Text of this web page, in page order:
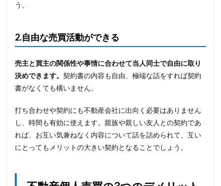
う。
2.自由な売買活動ができる
売主と買主の関係性や事情に合わせて当人同士で自由に取り
決めできます。 契約書の内容も自由、極端な話をすれば契約
書がなくても構いません。
打ち合わせや契約にも不動産会社に出向く必要はありません
し、時間も有効に使えます。親族や親しい友人との契約であ
れば、お互い気兼ねなく内容について話を詰められて、互い
にとってもメリットの大きい契約となることでしょう。